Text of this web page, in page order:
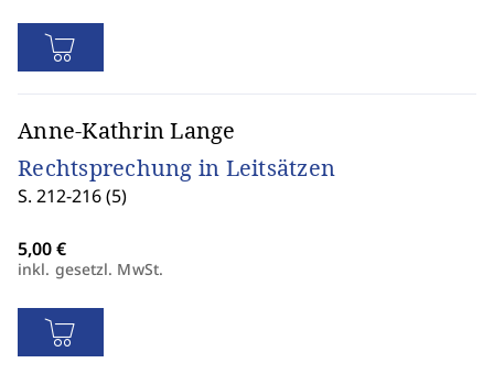
Anne-Kathrin Lange
Rechtsprechung in Leitsätzen
S. 212-216 (5)
inkl. gesetzl. MwSt.